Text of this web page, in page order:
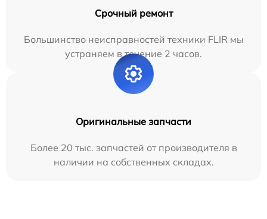
Срочный ремонт
Большинство неисправностей техники FLIR мы
устраняем в течение 2 часов.
Оригинальные запчасти
Более 20 тыс. запчастей от производителя в
наличии на собственных складах.